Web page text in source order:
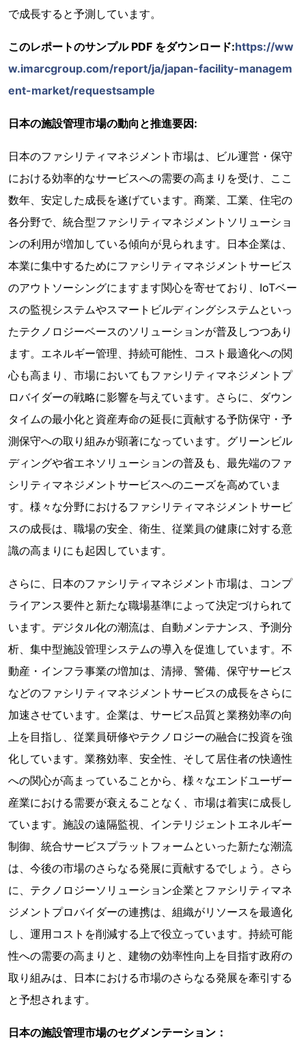
で成長すると予測しています。
このレポートのサンプル PDF をダウンロード:https://ww
w.imarcgroup.com/report/ja/japan-facility-managem
ent-market/requestsample
日本の施設管理市場の動向と推進要因:
日本のファシリティマネジメント市場は、ビル運営・保守
における効率的なサービスへの需要の高まりを受け、ここ
数年、安定した成長を遂げています。商業、工業、住宅の
各分野で、統合型ファシリティマネジメントソリューショ
ンの利用が増加している傾向が見られます。日本企業は、
本業に集中するためにファシリティマネジメントサービス
のアウトソーシングにますます関心を寄せており、IoTベー
スの監視システムやスマートビルディングシステムといっ
たテクノロジーベースのソリューションが普及しつつあり
ます。エネルギー管理、持続可能性、コスト最適化への関
心も高まり、市場においてもファシリティマネジメントプ
ロバイダーの戦略に影響を与えています。さらに、ダウン
タイムの最小化と資産寿命の延長に貢献する予防保守・予
測保守への取り組みが顕著になっています。グリーンビル
ディングや省エネソリューションの普及も、最先端のファ
シリティマネジメントサービスへのニーズを高めていま
す。様々な分野におけるファシリティマネジメントサービ
スの成長は、職場の安全、衛生、従業員の健康に対する意
識の高まりにも起因しています。
さらに、日本のファシリティマネジメント市場は、コンプ
ライアンス要件と新たな職場基準によって決定づけられて
います。デジタル化の潮流は、自動メンテナンス、予測分
析、集中型施設管理システムの導入を促進しています。不
動産・インフラ事業の増加は、清掃、警備、保守サービス
などのファシリティマネジメントサービスの成長をさらに
加速させています。企業は、サービス品質と業務効率の向
上を目指し、従業員研修やテクノロジーの融合に投資を強
化しています。業務効率、安全性、そして居住者の快適性
への関心が高まっていることから、様々なエンドユーザー
産業における需要が衰えることなく、市場は着実に成長し
ています。施設の遠隔監視、インテリジェントエネルギー
制御、統合サービスプラットフォームといった新たな潮流
は、今後の市場のさらなる発展に貢献するでしょう。さら
に、テクノロジーソリューション企業とファシリティマネ
ジメントプロバイダーの連携は、組織がリソースを最適化
し、運用コストを削減する上で役立っています。持続可能
性への需要の高まりと、建物の効率性向上を目指す政府の
取り組みは、日本における市場のさらなる発展を牽引する
と予想されます。
日本の施設管理市場のセグメンテーション：